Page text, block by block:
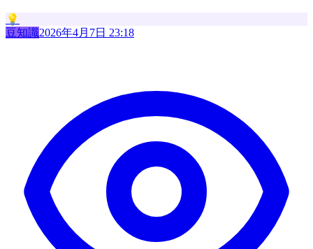
💡
豆知識2026年4月7日 23:18